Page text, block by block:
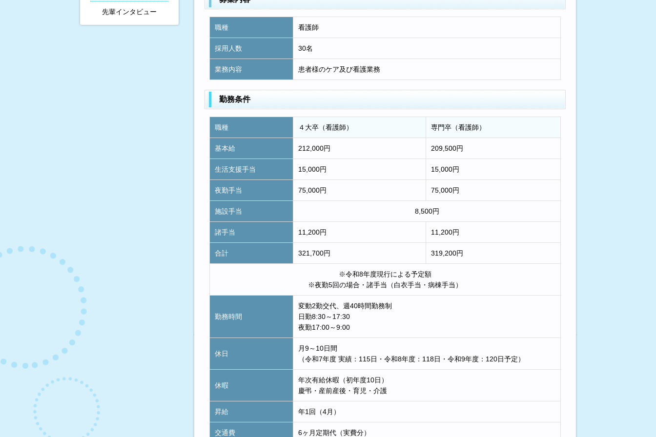
職種 看護師
採用人数 30名
業務内容 患者様のケア及び看護業務
勤務条件
職種 ４大卒（看護師） 専門卒（看護師）
基本給 212,000円 209,500円
生活支援手当 15,000円 15,000円
夜勤手当 75,000円 75,000円
施設手当 8,500円
諸手当 11,200円 11,200円
合計 321,700円 319,200円
※令和8年度現行による予定額
※夜勤5回の場合・諸手当（白衣手当・病棟手当）
勤務時間
変動2勤交代、週40時間勤務制
日勤8:30～17:30
夜勤17:00～9:00
休日
月9～10日間
（令和7年度 実績：115日・令和8年度：118日・令和9年度：120日予定）
休暇
年次有給休暇（初年度10日）
慶弔・産前産後・育児・介護
昇給 年1回（4月）
交通費 6ヶ月定期代（実費分）
先輩インタビュー